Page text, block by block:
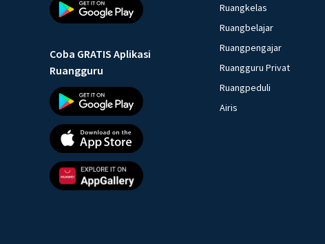
Coba GRATIS Aplikasi
Ruangguru
Ruangkelas
Ruangbelajar
Ruangpengajar
Ruangguru Privat
Ruangpeduli
Airis